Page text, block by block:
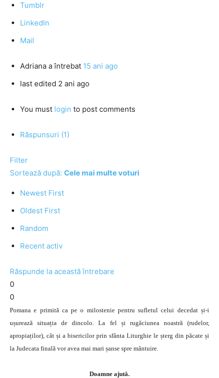
Tumblr
LinkedIn
Mail
Adriana a întrebat 15 ani ago
last edited 2 ani ago
You must login to post comments
Răspunsuri (1)
Filter
Sortează după: Cele mai multe voturi
Newest First
Oldest First
Random
Recent activ
Răspunde la această întrebare
0
0
Pomana e primită ca pe o milostenie pentru sufletul celui decedat și-i
ușurează situația de dincolo. La fel și rugăciunea noastră (rudelor,
apropiaților), cât și a bisericilor prin sfânta Liturghie le șterg din păcate și
la Judecata finală vor avea mai mari șanse spre mântuire.
Doamne ajută.